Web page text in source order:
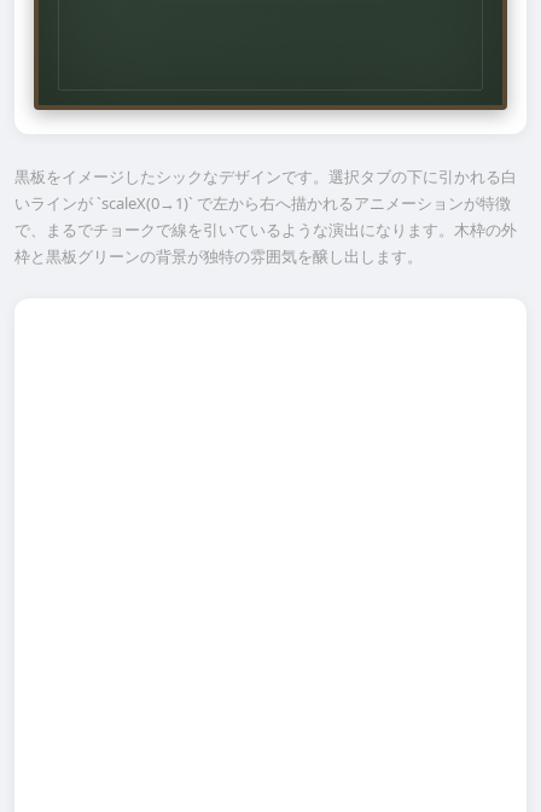
黒板をイメージしたシックなデザインです。選択タブの下に引かれる白
いラインが `scaleX(0→1)` で左から右へ描かれるアニメーションが特徴
で、まるでチョークで線を引いているような演出になります。木枠の外
枠と黒板グリーンの背景が独特の雰囲気を醸し出します。